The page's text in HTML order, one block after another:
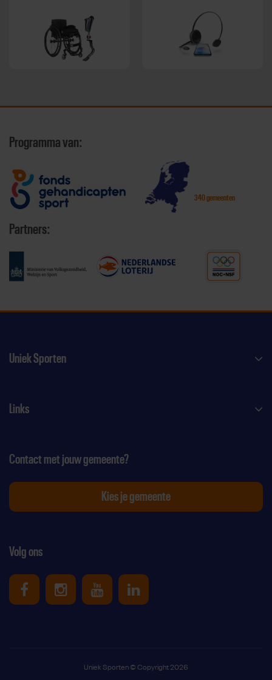
Programma van:
340 gemeenten
Partners:
Uniek Sporten
Links
Volg ons
Uniek Sporten op Facebook
Uniek Sporten op Instagram
Uniek Sporten op Youtube
Uniek Sporten op
Contact met jouw gemeente?
Kies je gemeente
Uniek Sporten © Copyright 2026